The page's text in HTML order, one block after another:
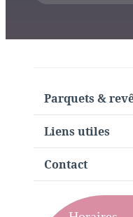
Parquets &
Liens utiles
Contact